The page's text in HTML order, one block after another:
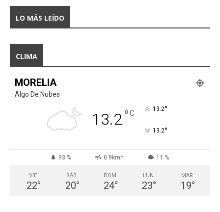
LO MÁS LEÍDO
CLIMA
MORELIA
Algo De Nubes
13.2°C 13.2°
13.2°
93 % 0.9kmh 11 %
VIE
22°
SÁB
20°
DOM
24°
LUN
23°
MAR
19°